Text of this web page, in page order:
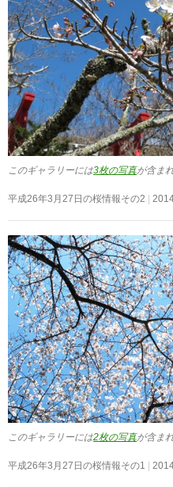
このギャラリーには3枚の写真が含ま
平成26年3月27日の桜情報その2
このギャラリーには2枚の写真が含ま
平成26年3月27日の桜情報その1